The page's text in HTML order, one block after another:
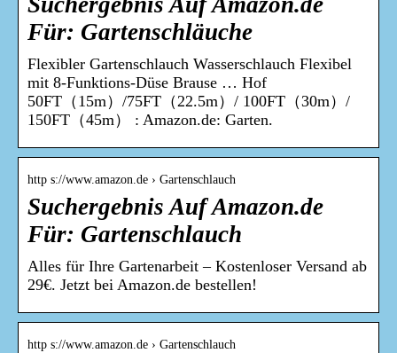
Für: Gartenschläuche
Flexibler Gartenschlauch Wasserschlauch Flexibel
mit 8-Funktions-Düse Brause … Hof
50FT（15m）/75FT（22.5m）/ 100FT（30m）/
150FT（45m） : Amazon.de: Garten.
http s://www.amazon.de › Gartenschlauch
Suchergebnis Auf Amazon.de
Für: Gartenschlauch
Alles für Ihre Gartenarbeit – Kostenloser Versand ab
29€. Jetzt bei Amazon.de bestellen!
http s://www.amazon.de › Gartenschlauch